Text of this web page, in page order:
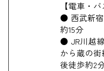
【電車・
● 西武新
約15分
● JR川越
から蔵の
後徒歩約2